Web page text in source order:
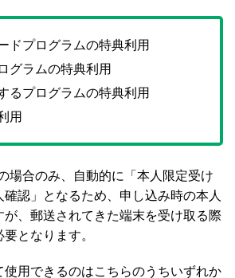
ドプログラムの特典利用
グラムの特典利用
るプログラムの特典利用
用
場合のみ、自動的に「本人限定受け
認」となるため、申し込み時の本人
、郵送されてきた端末を受け取る際
となります。
用できるのはこちらのうちいずれか